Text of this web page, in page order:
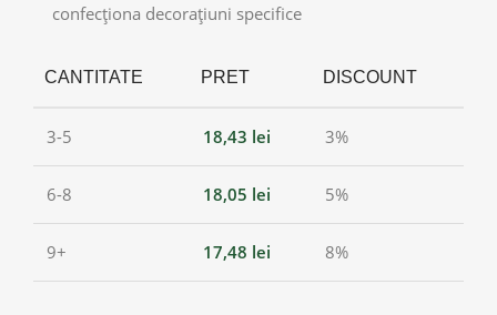
confecționa decorațiuni specifice
CANTITATE PRET DISCOUNT
3-5 18,43 lei 3%
6-8 18,05 lei 5%
9+ 17,48 lei 8%